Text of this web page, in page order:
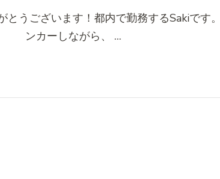
とうございます！都内で勤務するSakiです
ンカーしながら、 …